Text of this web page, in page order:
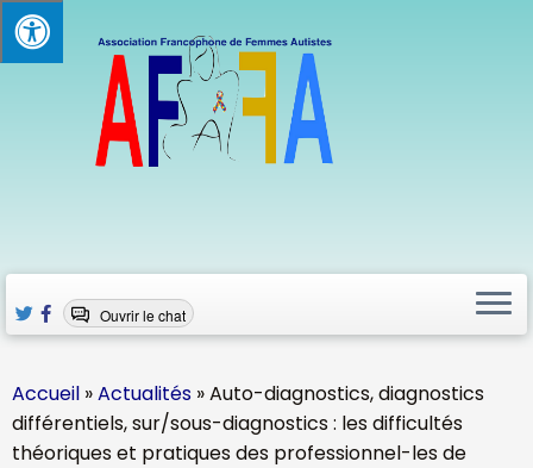
Passer
au
Ouvrir le chat
Accueil »Actualités »Auto-diagnostics, diagnostics
différentiels, sur/sous-diagnostics : les difficultés
théoriques et pratiques des professionnel-les de